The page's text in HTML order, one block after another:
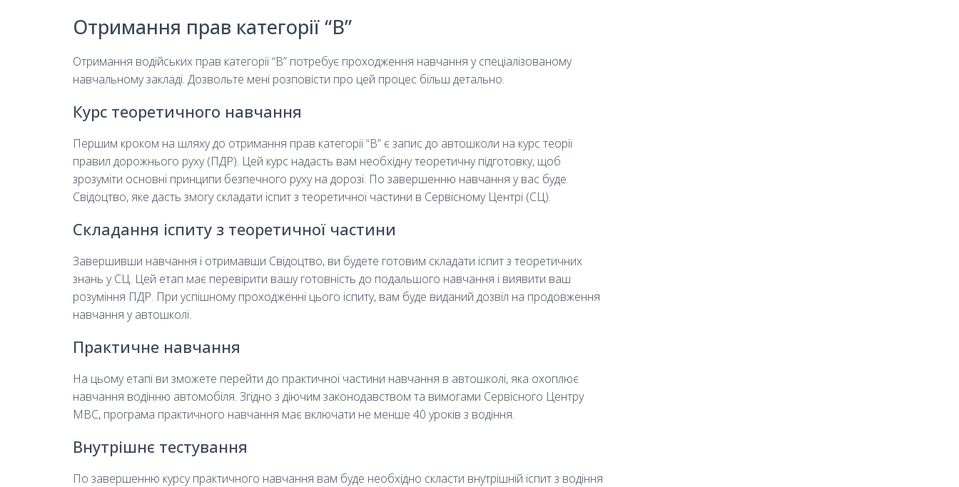
Отримання прав категорії “B”
Отримання водійських прав категорії “B” потребує проходження навчання у спеціалізованому
навчальному закладі. Дозвольте мені розповісти про цей процес більш детально.
Курс теоретичного навчання
Першим кроком на шляху до отримання прав категорії “B” є запис до автошколи на курс теорії
правил дорожнього руху (ПДР). Цей курс надасть вам необхідну теоретичну підготовку, щоб
зрозуміти основні принципи безпечного руху на дорозі. По завершенню навчання у вас буде
Свідоцтво, яке дасть змогу складати іспит з теоретичної частини в Сервісному Центрі (СЦ).
Складання іспиту з теоретичної частини
Завершивши навчання і отримавши Свідоцтво, ви будете готовим складати іспит з теоретичних
знань у СЦ. Цей етап має перевірити вашу готовність до подальшого навчання і виявити ваш
розуміння ПДР. При успішному проходженні цього іспиту, вам буде виданий дозвіл на продовження
навчання у автошколі.
Практичне навчання
На цьому етапі ви зможете перейти до практичної частини навчання в автошколі, яка охоплює
навчання водінню автомобіля. Згідно з діючим законодавством та вимогами Сервісного Центру
МВС, програма практичного навчання має включати не менше 40 уроків з водіння.
Внутрішнє тестування
По завершенню курсу практичного навчання вам буде необхідно скласти внутрішній іспит з водіння